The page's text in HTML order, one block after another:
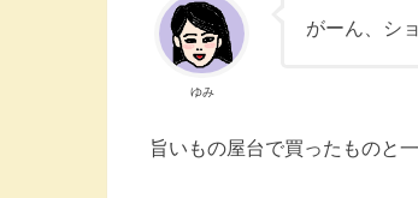
ゆみ
がーん、シ
旨いもの屋台で買ったものと